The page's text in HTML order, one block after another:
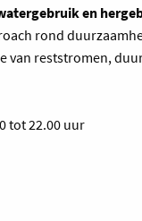
en
rond
van reststromen,
tot 22.00 uur